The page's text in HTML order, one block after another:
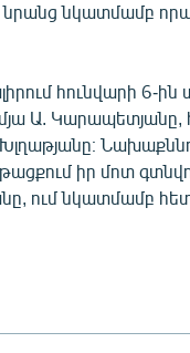
նրանց նկատմամբ
հունվարի 6-ին
Ա. Կարապետյանը,
իր մոտ
ում նկատմամբ